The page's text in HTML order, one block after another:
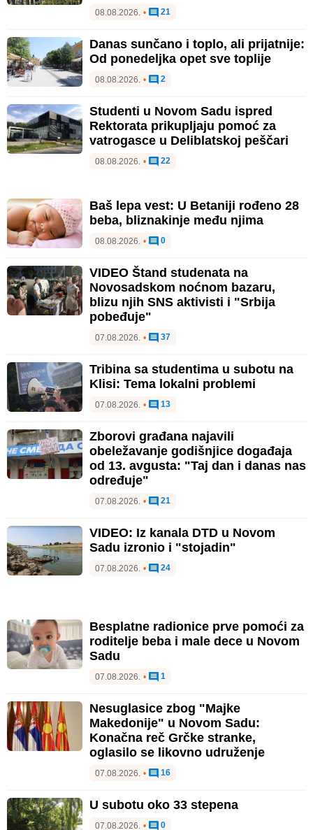
08.08.2026. • 21
Danas sunčano i toplo, ali prijatnije:
Od ponedeljka opet sve toplije
08.08.2026. • 2
Studenti u Novom Sadu ispred
Rektorata prikupljaju pomoć za
vatrogasce u Deliblatskoj peščari
08.08.2026. • 22
Baš lepa vest: U Betaniji rođeno 28
beba, bliznakinje među njima
08.08.2026. • 0
VIDEO Štand studenata na
Novosadskom noćnom bazaru,
blizu njih SNS aktivisti i "Srbija
pobeđuje"
07.08.2026. • 37
Tribina sa studentima u subotu na
Klisi: Tema lokalni problemi
07.08.2026. • 13
Zborovi građana najavili
obeležavanje godišnjice događaja
od 13. avgusta: "Taj dan i danas nas
određuje"
07.08.2026. • 21
VIDEO: Iz kanala DTD u Novom
Sadu izronio i "stojadin"
07.08.2026. • 24
Besplatne radionice prve pomoći za
roditelje beba i male dece u Novom
Sadu
07.08.2026. • 1
Nesuglasice zbog "Majke
Makedonije" u Novom Sadu:
Konačna reč Grčke stranke,
oglasilo se likovno udruženje
07.08.2026. • 16
U subotu oko 33 stepena
07.08.2026. • 0